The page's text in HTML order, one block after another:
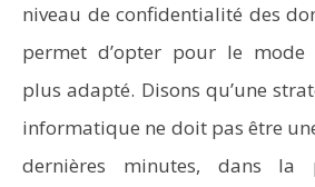
niveau de confidentialité des
permet d’opter pour le mode
plus adapté. Disons qu’une
informatique ne doit pas être
dernières minutes, dans la